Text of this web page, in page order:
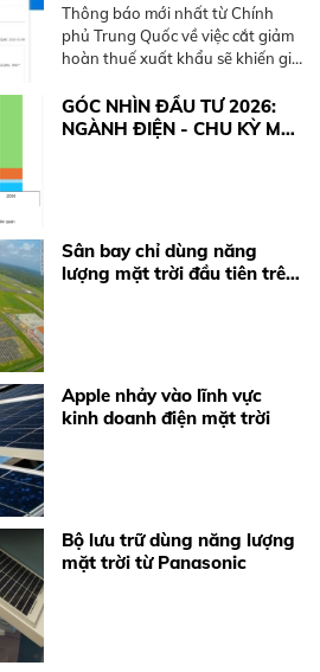
Solar và BESS Sắp Tăng
Mạnh
Thông báo mới nhất từ Chính
phủ Trung Quốc về việc cắt giảm
hoàn thuế xuất khẩu sẽ khiến giá
trữ (BESS) tăng từ 10-15%. Xem
ngay khuyến nghị từ BKE Solar.
GÓC NHÌN ĐẦU TƯ 2026:
NGÀNH ĐIỆN - CHU KỲ MỚI
Sân bay chỉ dùng năng
lượng mặt trời đầu tiên trên
Apple nhảy vào lĩnh vực
kinh doanh điện mặt trời
Bộ lưu trữ dùng năng lượng
mặt trời từ Panasonic